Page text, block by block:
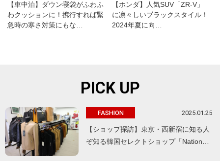
【車中泊】ダウン寝袋がふわふ
わクッションに！携行すれば緊
急時の寒さ対策にもな…
【ホンダ】人気SUV「ZR-V」
に凛々しいブラックスタイル！
2024年夏に向…
PICK UP
FASHION 2025.01.25
【ショップ探訪】東京・西新宿に知る人
ぞ知る韓国セレクトショップ「Nation…